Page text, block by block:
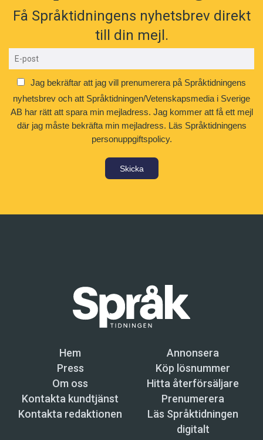
Få Språktidningens nyhetsbrev direkt
till din mejl.
Jag bekräftar att jag vill prenumerera på Språktidningens
nyhetsbrev och att Språktidningen/Vetenskapsmedia i Sverige
AB har rätt att spara min mejladress. Jag kommer att få ett mejl
där jag måste bekräfta min mejladress. Läs Språktidningens
personuppgiftspolicy.
Skicka
Hem
Annonsera
Press
Köp lösnummer
Om oss
Hitta återförsäljare
Kontakta kundtjänst
Prenumerera
Kontakta redaktionen
Läs Språktidningen
digitalt